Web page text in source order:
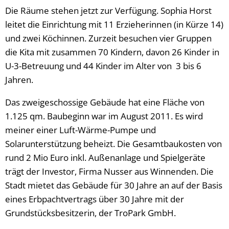
Die Räume stehen jetzt zur Verfügung. Sophia Horst
leitet die Einrichtung mit 11 Erzieherinnen (in Kürze 14)
und zwei Köchinnen. Zurzeit besuchen vier Gruppen
die Kita mit zusammen 70 Kindern, davon 26 Kinder in
U-3-Betreuung und 44 Kinder im Alter von 3 bis 6
Jahren.
Das zweigeschossige Gebäude hat eine Fläche von
1.125 qm. Baubeginn war im August 2011. Es wird
meiner einer Luft-Wärme-Pumpe und
Solarunterstützung beheizt. Die Gesamtbaukosten von
rund 2 Mio Euro inkl. Außenanlage und Spielgeräte
trägt der Investor, Firma Nusser aus Winnenden. Die
Stadt mietet das Gebäude für 30 Jahre an auf der Basis
eines Erbpachtvertrags über 30 Jahre mit der
Grundstücksbesitzerin, der TroPark GmbH.